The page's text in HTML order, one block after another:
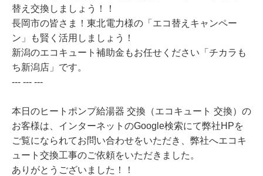
替え交換しましょう！！
長岡市の皆さま！東北電力様の「エコ替えキャンペー
ン」も賢く活用しましょう！
新潟のエコキュート補助金もお任せください「チカラも
ち新潟店」です。
--- --- ---
本日のヒートポンプ給湯器 交換（エコキュート 交換）の
お客様は、インターネットのGoogle検索にて弊社HPを
ご覧になられてお問い合わせをいただき、弊社へエコキ
ュート交換工事のご依頼をいただきました。
ありがとうございました！！